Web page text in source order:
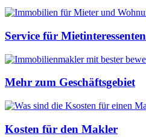
Service für Mietinteressenten
Mehr zum Geschäftsgebiet
Kosten für den Makler